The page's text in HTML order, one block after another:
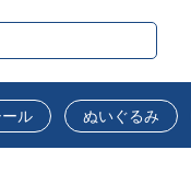
ル ぬいぐるみ